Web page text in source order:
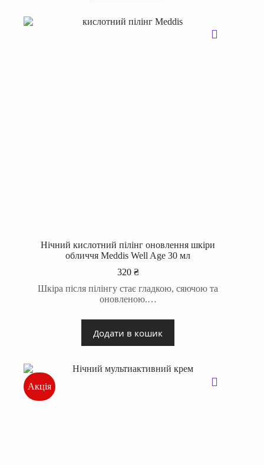
Нічний кислотний пілінг оновлення шкіри
обличчя Meddis Well Age 30 мл
320 ₴
Шкіра після пілінгу стає гладкою, сяючою та
оновленою.…
Додати в кошик
Акція